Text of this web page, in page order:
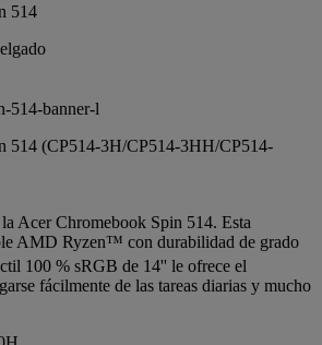
514
514 (CP514-3H/CP514-3HH/CP514-
Acer Chromebook Spin 514. Esta
AMD Ryzen™ con durabilidad de grado
100 % sRGB de 14'' le ofrece el
fácilmente de las tareas diarias y mucho